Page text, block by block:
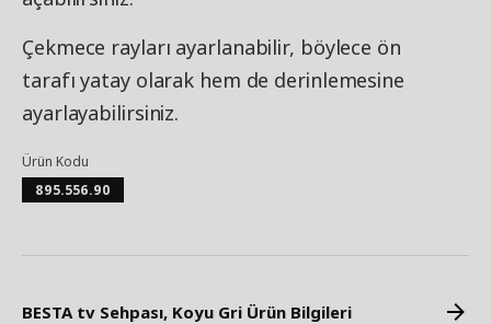
Çekmece rayları ayarlanabilir, böylece ön
tarafı yatay olarak hem de derinlemesine
ayarlayabilirsiniz.
Ürün Kodu
895.556.90
BESTA tv Sehpası, Koyu Gri Ürün Bilgileri